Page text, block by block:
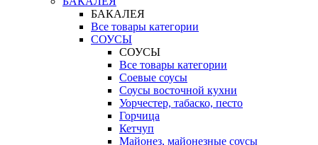
БАКАЛЕЯ
Все товары категории
СОУСЫ
СОУСЫ
Все товары категории
Соевые соусы
Соусы восточной кухни
Уорчестер, табаско, песто
Горчица
Кетчуп
Майонез, майонезные соусы